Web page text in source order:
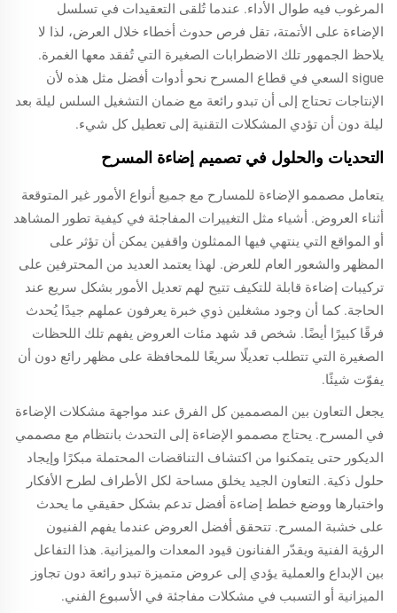
المرغوب فيه طوال الأداء. عندما تُلقى التعقيدات في تسلسل
الإضاءة على الأتمتة، تقل فرص حدوث أخطاء خلال العرض، لذا لا
يلاحظ الجمهور تلك الاضطرابات الصغيرة التي تُفقد معها الغمرة.
sigue السعي في قطاع المسرح نحو أدوات أفضل مثل هذه لأن
الإنتاجات تحتاج إلى أن تبدو رائعة مع ضمان التشغيل السلس ليلة بعد
ليلة دون أن تؤدي المشكلات التقنية إلى تعطيل كل شيء.
التحديات والحلول في تصميم إضاءة المسرح
يتعامل مصممو الإضاءة للمسارح مع جميع أنواع الأمور غير المتوقعة
أثناء العروض. أشياء مثل التغييرات المفاجئة في كيفية تطور المشاهد
أو المواقع التي ينتهي فيها الممثلون واقفين يمكن أن تؤثر على
المظهر والشعور العام للعرض. لهذا يعتمد العديد من المحترفين على
تركيبات إضاءة قابلة للتكيف تتيح لهم تعديل الأمور بشكل سريع عند
الحاجة. كما أن وجود مشغلين ذوي خبرة يعرفون عملهم جيدًا يُحدث
فرقًا كبيرًا أيضًا. شخص قد شهد مئات العروض يفهم تلك اللحظات
الصغيرة التي تتطلب تعديلًا سريعًا للمحافظة على مظهر رائع دون أن
يفوّت شيئًا.
يجعل التعاون بين المصممين كل الفرق عند مواجهة مشكلات الإضاءة
في المسرح. يحتاج مصممو الإضاءة إلى التحدث بانتظام مع مصممي
الديكور حتى يتمكنوا من اكتشاف التناقضات المحتملة مبكرًا وإيجاد
حلول ذكية. التعاون الجيد يخلق مساحة لكل الأطراف لطرح الأفكار
واختبارها ووضع خطط إضاءة أفضل تدعم بشكل حقيقي ما يحدث
على خشبة المسرح. تتحقق أفضل العروض عندما يفهم الفنيون
الرؤية الفنية ويقدّر الفنانون قيود المعدات والميزانية. هذا التفاعل
بين الإبداع والعملية يؤدي إلى عروض متميزة تبدو رائعة دون تجاوز
الميزانية أو التسبب في مشكلات مفاجئة في الأسبوع الفني.